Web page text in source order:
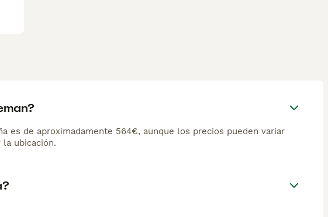
es de aproximadamente 564€, aunque los precios pueden variar
ubicación.